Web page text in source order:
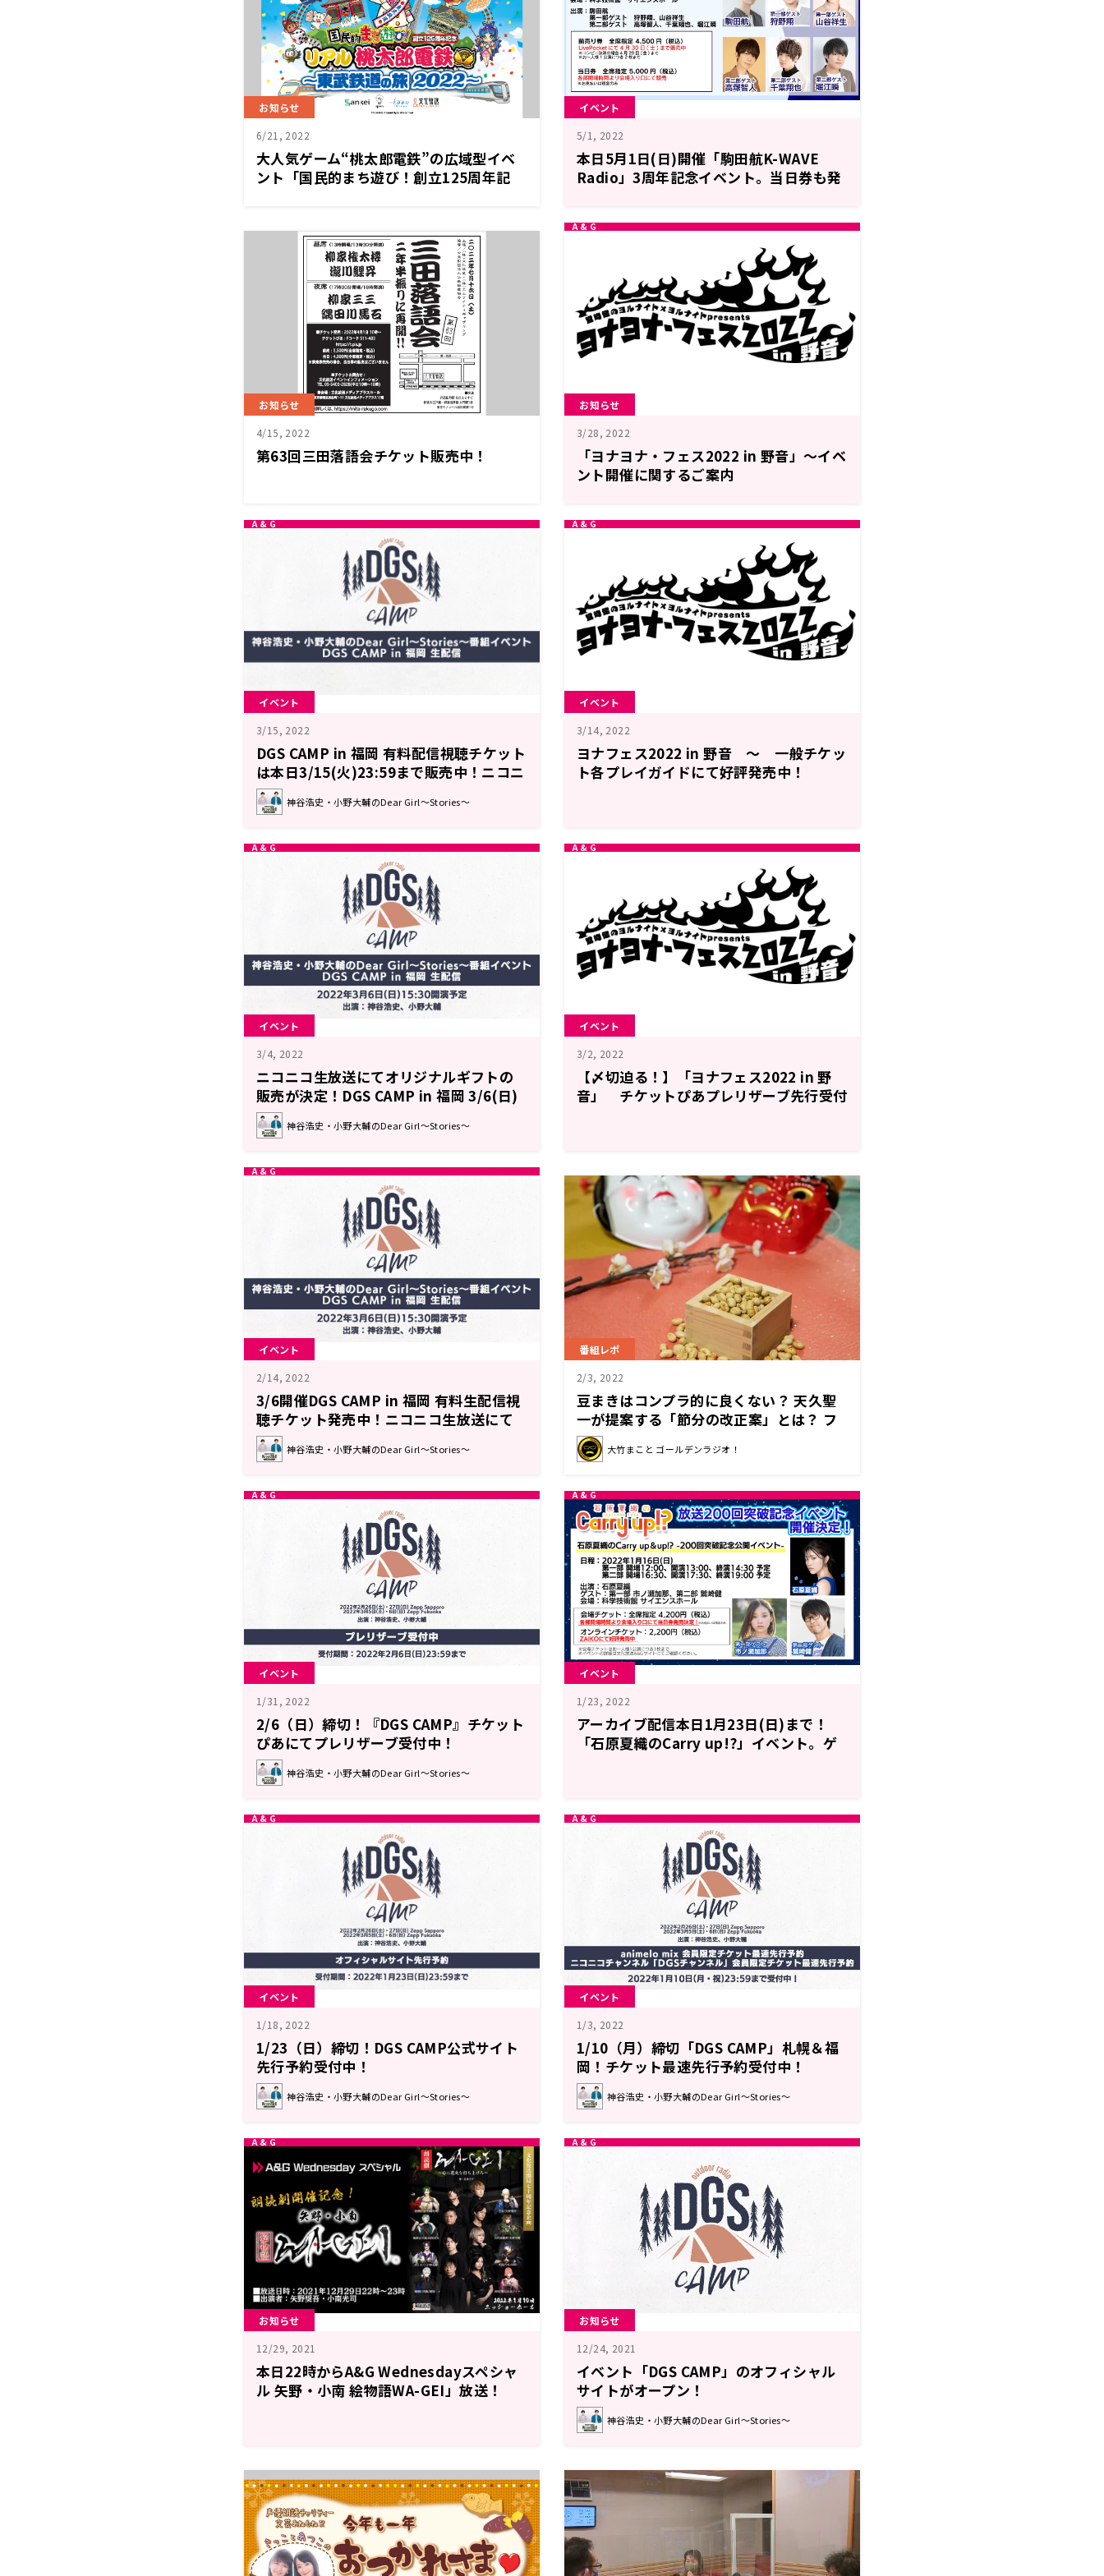
お知らせ
6/21, 2022
大人気ゲーム“桃太郎電鉄”の広域型イベ
ント「国民的まち遊び！創立125周年記
イベント
5/1, 2022
本日5月1日(日)開催「駒田航K-WAVE
Radio」3周年記念イベント。当日券も発
お知らせ
4/15, 2022
第63回三田落語会チケット販売中！
お知らせ
3/28, 2022
「ヨナヨナ・フェス2022 in 野音」～イベ
ント開催に関するご案内
イベント
3/15, 2022
DGS CAMP in 福岡 有料配信視聴チケット
は本日3/15(火)23:59まで販売中！ニコニ
コ生放送にて
神谷浩史・小野大輔のDear Girl～Stories～
イベント
3/14, 2022
ヨナフェス2022 in 野音 ～ 一般チケッ
ト各プレイガイドにて好評発売中！
イベント
3/4, 2022
ニコニコ生放送にてオリジナルギフトの
販売が決定！DGS CAMP in 福岡 3/6(日)
公演
神谷浩史・小野大輔のDear Girl～Stories～
イベント
3/2, 2022
【〆切迫る！】「ヨナフェス2022 in 野
音」 チケットぴあプレリザーブ先行受付
イベント
2/14, 2022
3/6開催DGS CAMP in 福岡 有料生配信視
聴チケット発売中！ニコニコ生放送にて
実施
神谷浩史・小野大輔のDear Girl～Stories～
番組レポ
2/3, 2022
豆まきはコンプラ的に良くない？ 天久聖
一が提案する「節分の改正案」とは？ フ
ードロス、弱いものいじめに繋がらない
年中行事大竹まこと ゴールデンラジオ！
イベント
1/31, 2022
2/6（日）締切！『DGS CAMP』チケット
ぴあにてプレリザーブ受付中！
神谷浩史・小野大輔のDear Girl～Stories～
イベント
1/23, 2022
アーカイブ配信本日1月23日(日)まで！
「石原夏織のCarry up!?」イベント。ゲ
イベント
1/18, 2022
1/23（日）締切！DGS CAMP公式サイト
先行予約受付中！
神谷浩史・小野大輔のDear Girl～Stories～
イベント
1/3, 2022
1/10（月）締切「DGS CAMP」札幌＆福
岡！チケット最速先行予約受付中！
animelo mix、ニコニコチャンネルに
て！ 神谷浩史・小野大輔のDear Girl～Stories～
お知らせ
12/29, 2021
本日22時からA&G Wednesdayスペシャ
ル 矢野・小南 絵物語WA-GEI」放送！
お知らせ
12/24, 2021
イベント「DGS CAMP」のオフィシャル
サイトがオープン！
神谷浩史・小野大輔のDear Girl～Stories～